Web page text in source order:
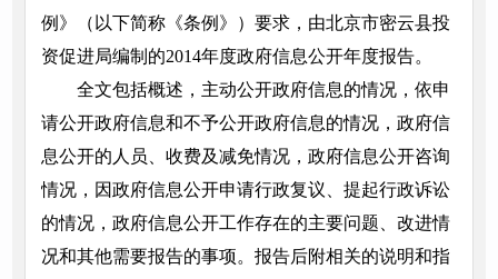
例》（以下简称《条例》）要求，由北京市密云县投
资促进局编制的2014年度政府信息公开年度报告。
全文包括概述，主动公开政府信息的情况，依申
请公开政府信息和不予公开政府信息的情况，政府信
息公开的人员、收费及减免情况，政府信息公开咨询
情况，因政府信息公开申请行政复议、提起行政诉讼
的情况，政府信息公开工作存在的主要问题、改进情
况和其他需要报告的事项。报告后附相关的说明和指